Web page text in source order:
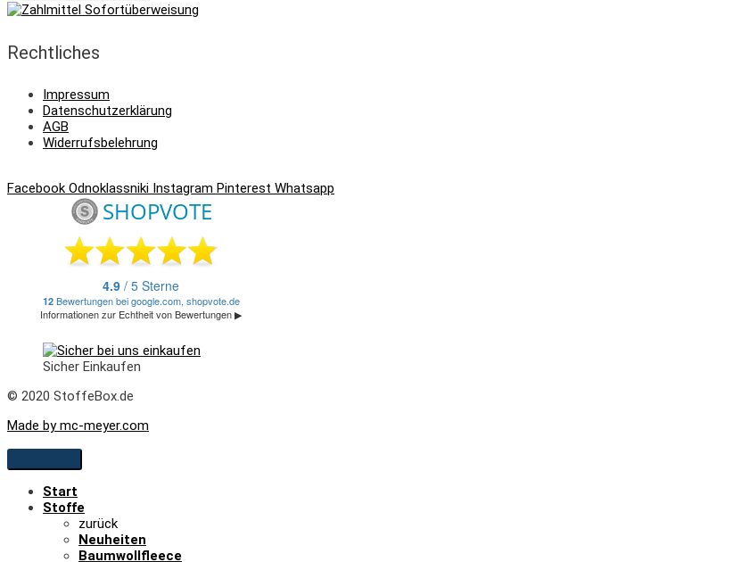
Rechtliches
Impressum
Datenschutzerklärung
AGB
Widerrufsbelehrung
Facebook Odnoklassniki Instagram Pinterest Whatsapp
Sicher Einkaufen
© 2020 StoffeBox.de
Made by mc-meyer.com
Start
Stoffe
zurück
Neuheiten
Baumwollfleece